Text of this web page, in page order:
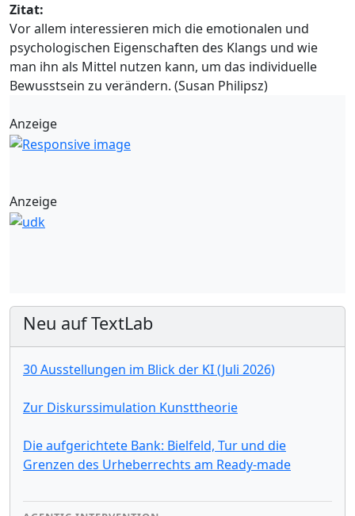
Zitat:
Vor allem interessieren mich die emotionalen und
psychologischen Eigenschaften des Klangs und wie
man ihn als Mittel nutzen kann, um das individuelle
Bewusstsein zu verändern. (Susan Philipsz)
Anzeige
Anzeige
Neu auf TextLab
30 Ausstellungen im Blick der KI (Juli 2026)
Zur Diskurssimulation Kunsttheorie
Die aufgerichtete Bank: Bielfeld, Tur und die
Grenzen des Urheberrechts am Ready-made